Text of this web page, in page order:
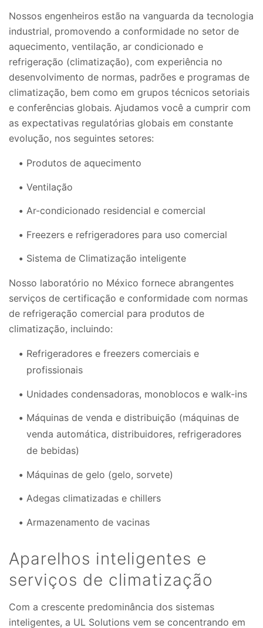
Nossos engenheiros estão na vanguarda da tecnologia
industrial, promovendo a conformidade no setor de
aquecimento, ventilação, ar condicionado e
refrigeração (climatização), com experiência no
desenvolvimento de normas, padrões e programas de
climatização, bem como em grupos técnicos setoriais
e conferências globais. Ajudamos você a cumprir com
as expectativas regulatórias globais em constante
evolução, nos seguintes setores:
Produtos de aquecimento
Ventilação
Ar-condicionado residencial e comercial
Freezers e refrigeradores para uso comercial
Sistema de Climatização inteligente
Nosso laboratório no México fornece abrangentes
serviços de certificação e conformidade com normas
de refrigeração comercial para produtos de
climatização, incluindo:
Refrigeradores e freezers comerciais e
profissionais
Unidades condensadoras, monoblocos e walk-ins
Máquinas de venda e distribuição (máquinas de
venda automática, distribuidores, refrigeradores
de bebidas)
Máquinas de gelo (gelo, sorvete)
Adegas climatizadas e chillers
Armazenamento de vacinas
Aparelhos inteligentes e
serviços de climatização
Com a crescente predominância dos sistemas
inteligentes, a UL Solutions vem se concentrando em